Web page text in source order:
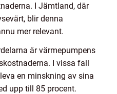
I Jämtland, där
blir denna
mer relevant.
är värmepumpens
I vissa fall
en minskning av sina
upp till 85 procent.